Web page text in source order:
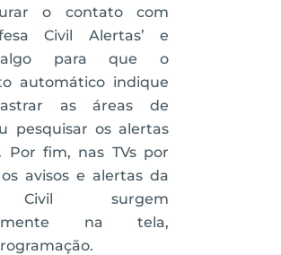
o contato com
Civil Alertas’ e
algo para que o
automático indique
as áreas de
pesquisar os alertas
Por fim, nas TVs por
avisos e alertas da
Civil surgem
na tela,